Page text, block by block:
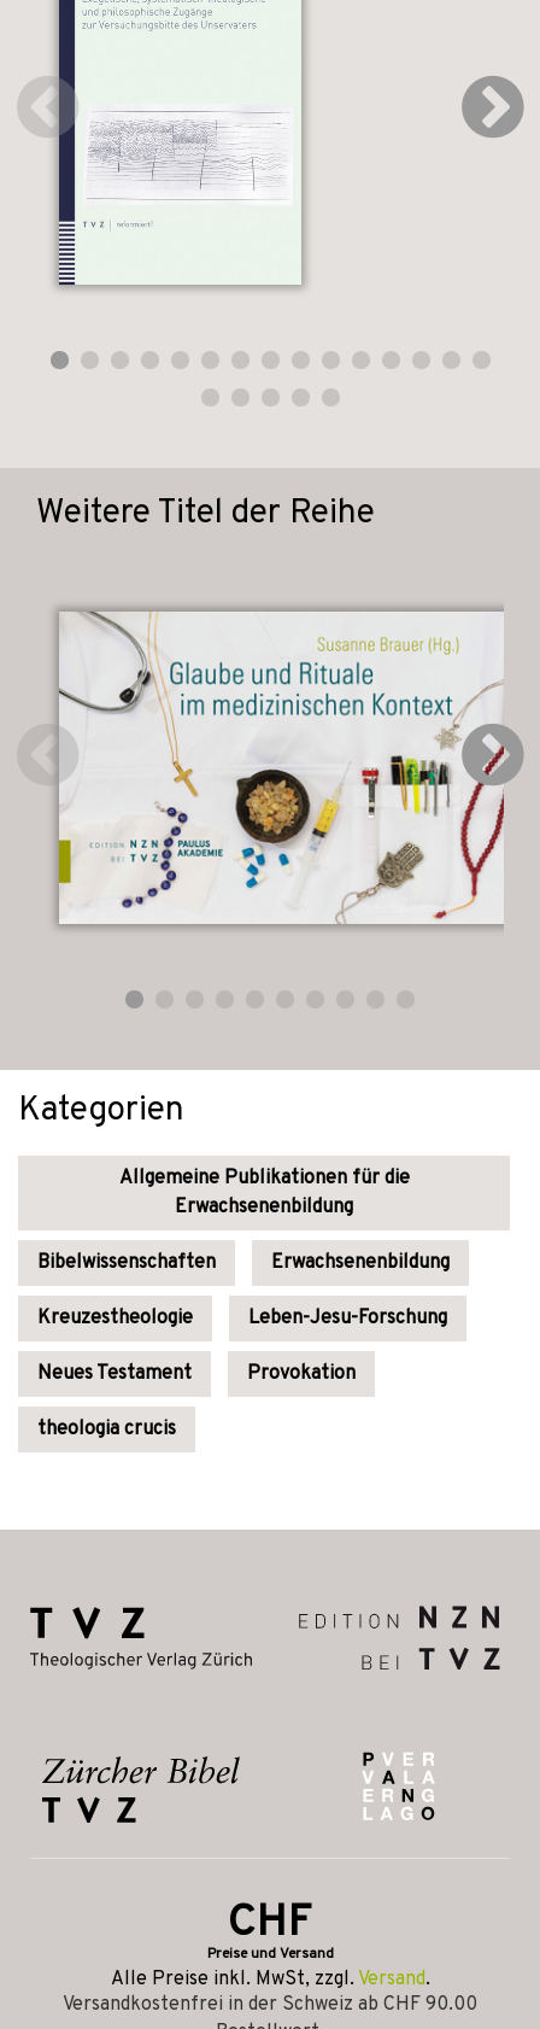
Weitere Titel der Reihe
Kategorien
Allgemeine Publikationen für die
Erwachsenenbildung
Bibelwissenschaften Erwachsenenbildung
Kreuzestheologie Leben-Jesu-Forschung
Neues Testament Provokation
theologia crucis
CHF
Preise und Versand
Alle Preise inkl. MwSt, zzgl. Versand.
Versandkostenfrei in der Schweiz ab CHF 90.00